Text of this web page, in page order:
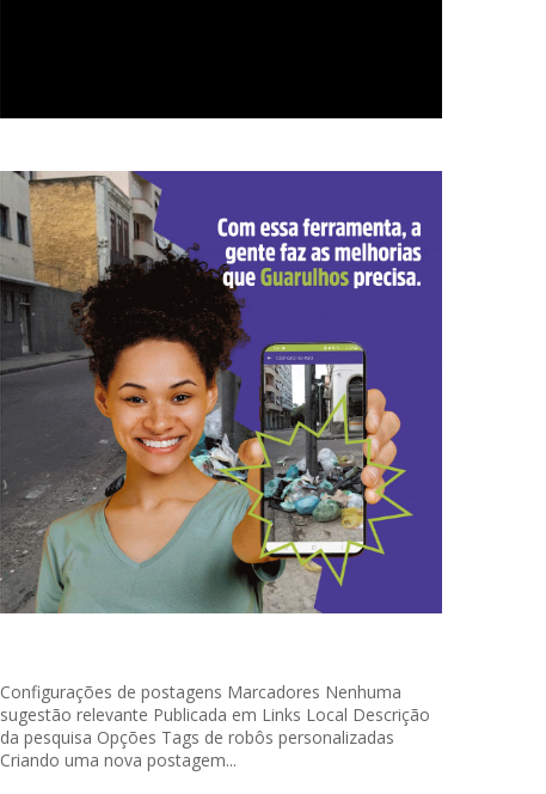
Configurações de postagens Marcadores Nenhuma
sugestão relevante Publicada em Links Local Descrição
da pesquisa Opções Tags de robôs personalizadas
Criando uma nova postagem...